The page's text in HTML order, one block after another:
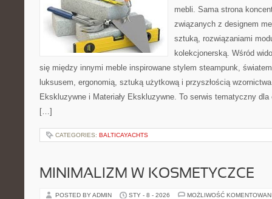
mebli. Sama strona
związanych z designem
sztuką, rozwiązaniami
kolekcjonerską. Wśród
się między innymi meble inspirowane stylem steampunk,
luksusem, ergonomią, sztuką użytkową i przyszłością
Ekskluzywne i Materiały Ekskluzywne. To serwis tematyczny
[…]
CATEGORIES: BALTICAYACHTS
MINIMALIZM W KOSMETYCZCE
POSTED BY ADMIN STY - 8 - 2026 MOŻLIWOŚĆ